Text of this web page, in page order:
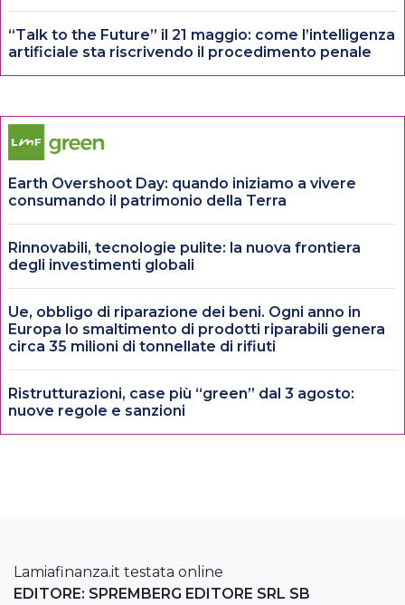
“Talk to the Future” il 21 maggio: come l’intelligenza
artificiale sta riscrivendo il procedimento penale
Earth Overshoot Day: quando iniziamo a vivere
consumando il patrimonio della Terra
Rinnovabili, tecnologie pulite: la nuova frontiera
degli investimenti globali
Ue, obbligo di riparazione dei beni. Ogni anno in
Europa lo smaltimento di prodotti riparabili genera
circa 35 milioni di tonnellate di rifiuti
Ristrutturazioni, case più “green” dal 3 agosto:
nuove regole e sanzioni
Lamiafinanza.it testata online
EDITORE: SPREMBERG EDITORE SRL SB